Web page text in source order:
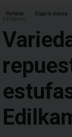
Portada Elige tu marca
Edilkamin